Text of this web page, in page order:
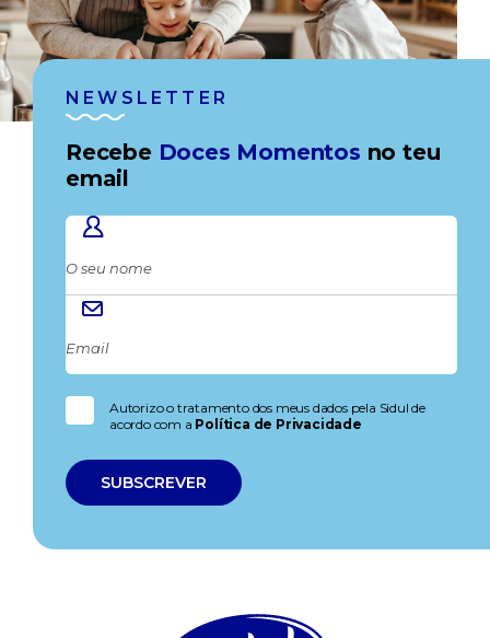
NEWSLETTER
Recebe Doces Momentos no teu
email
Autorizo o tratamento dos meus dados pela Sidul de
acordo com a Política de Privacidade